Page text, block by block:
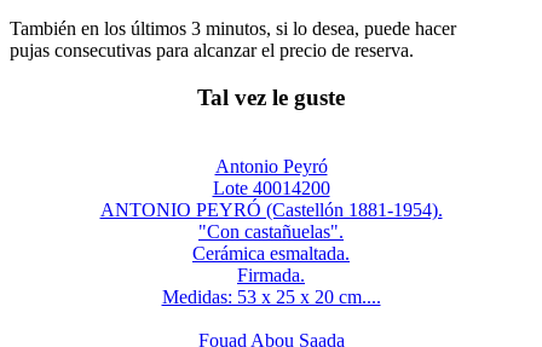
También en los últimos 3 minutos, si lo desea, puede hacer
pujas consecutivas para alcanzar el precio de reserva.
Tal vez le guste
Antonio Peyró
Lote 40014200
ANTONIO PEYRÓ (Castellón 1881-1954).
"Con castañuelas".
Cerámica esmaltada.
Firmada.
Medidas: 53 x 25 x 20 cm....
Fouad Abou Saada